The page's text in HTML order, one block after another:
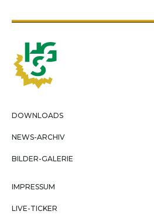
DOWNLOADS
NEWS-ARCHIV
BILDER-GALERIE
IMPRESSUM
LIVE-TICKER